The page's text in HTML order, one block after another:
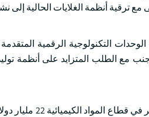
ترقية أنظمة الغلايات الحالية إلى
التكنولوجية الرقمية
مع الطلب المتزايد على أنظمة توليد
على سبيل المثال ، من عام